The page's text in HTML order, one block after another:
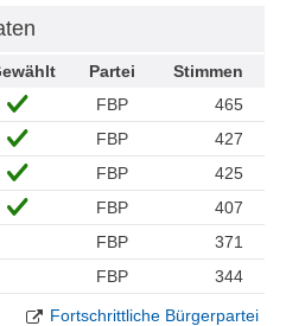
Partei
Stimmen
FBP
465
FBP
427
FBP
425
FBP
407
FBP
371
FBP 344
Fortschrittliche Bürgerpartei